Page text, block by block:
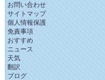
お問い合わせ
サイトマップ
個人情報保護
免責事項
おすすめ
ニュース
天気
翻訳
ブログ